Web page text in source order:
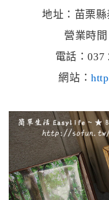
地址：苗栗
營業時
電話：037
網站：